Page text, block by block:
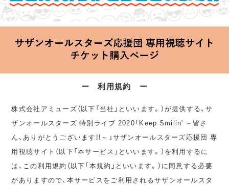
サザンオールスターズ 特別ライブ 2020
2020.06.25 Thu 20:00 Start at 横浜アリーナ
ー 利用規約 ー
株式会社アミューズ（以下「当社」といいます。）が提供する、サ
ザンオールスターズ 特別ライブ 2020「Keep Smilin' ～皆さ
ん、ありがとうございます!!～」サザンオールスターズ応援団 専
用視聴サイト（以下「本サービス」といいます。）を利用するに
は、この利用規約（以下「本規約」といいます。）に同意する必要
がありますので、本サービスをご利用されるサザンオールスタ